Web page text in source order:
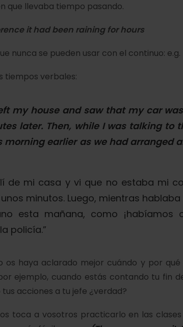
que llevaba tiempo pasando.
ithad been rainingfor hours
nunca se pueden usar con el continuo: e.g.
tiempos verbales:
my house and saw that my car
later. Then, while I was talkingto
morning earlier as we had arranged
de mi casa yvi que no estaba mi
minutos. Luego, mientras hablaba
esta mañana, como ¡habíamos
policía.”
os haya aclarado mejor cuándo y por
ejemplo, cuando estás contando tu fin
acciones a tu jefe ¿verdad?
toca a vosotros practicarlo en las